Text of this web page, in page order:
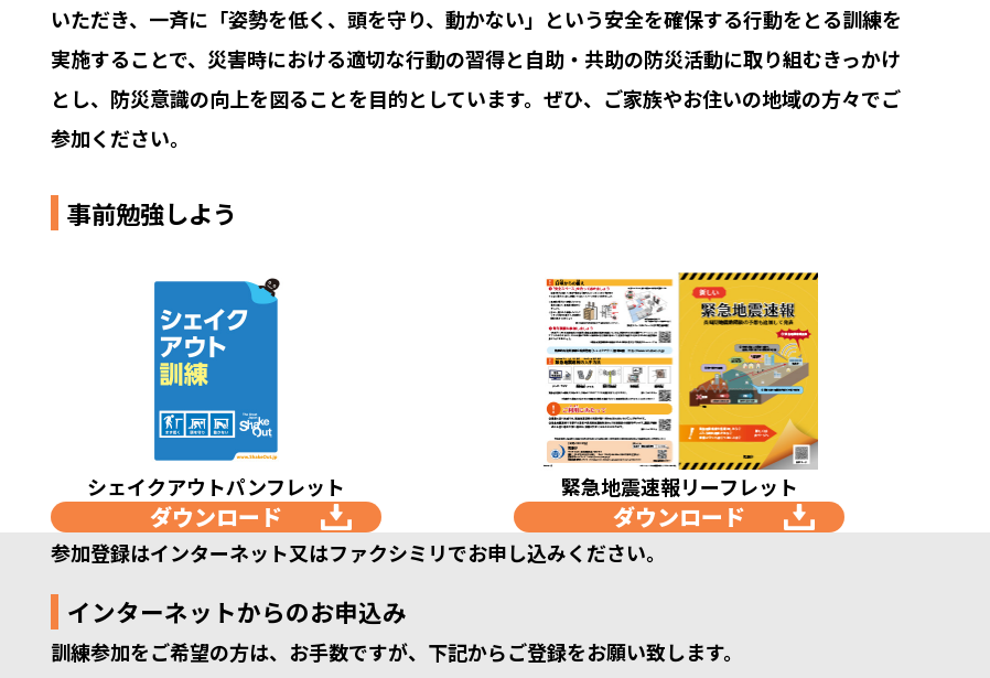
いただき、一斉に「姿勢を低く、頭を守り、動かない」という安全を確保する行動をとる訓練を
実施することで、災害時における適切な行動の習得と自助・共助の防災活動に取り組むきっかけ
とし、防災意識の向上を図ることを目的としています。ぜひ、ご家族やお住いの地域の方々でご
参加ください。
事前勉強しよう
シェイクアウトパンフレット
ダウンロード
緊急地震速報リーフレット
ダウンロード
参加登録はインターネット又はファクシミリでお申し込みください。
インターネットからのお申込み
訓練参加をご希望の方は、お手数ですが、下記からご登録をお願い致します。